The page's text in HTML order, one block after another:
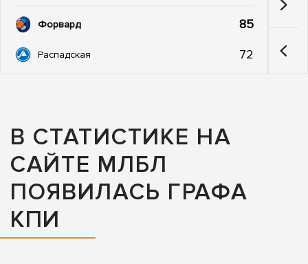
Форвард 85
Распадская 72
В СТАТИСТИКЕ НА
САЙТЕ МЛБЛ
ПОЯВИЛАСЬ ГРАФА
КПИ